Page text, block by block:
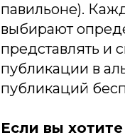
павильоне).
выбирают
представлять и
публикации в
публикаций
Если вы